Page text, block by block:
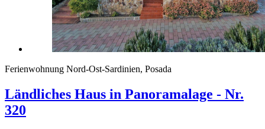
Ferienwohnung Nord-Ost-Sardinien, Posada
Ländliches Haus in Panoramalage - Nr.
320